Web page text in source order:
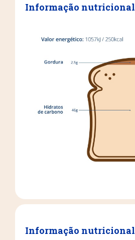
Informação nutricional
Informação nutricional